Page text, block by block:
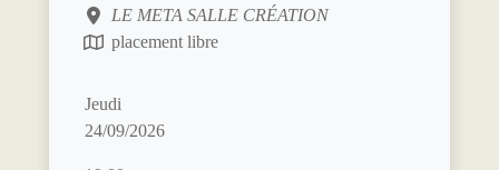
LE META SALLE CRÉATION
placement libre
Jeudi
24/09/2026